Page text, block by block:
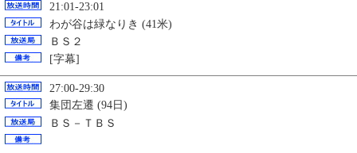
21:01-23:01
わが谷は緑なりき (41米)
ＢＳ２
[字幕]
27:00-29:30
集団左遷 (94日)
ＢＳ－ＴＢＳ